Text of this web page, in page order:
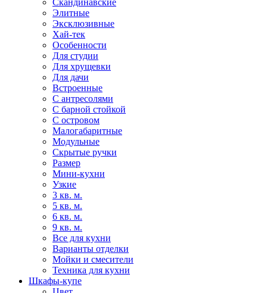
Скандинавские
Элитные
Эксклюзивные
Хай-тек
Особенности
Для студии
Для хрущевки
Для дачи
Встроенные
С антресолями
С барной стойкой
С островом
Малогабаритные
Модульные
Скрытые ручки
Размер
Мини-кухни
Узкие
3 кв. м.
5 кв. м.
6 кв. м.
9 кв. м.
Все для кухни
Варианты отделки
Мойки и смесители
Техника для кухни
Шкафы-купе